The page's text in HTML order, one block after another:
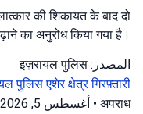
की शिकायत के बाद दो
का अनुरोध किया गया है।
المصدر: इज़रायल पुलिस
पुलिसएशेर क्षेत्रगिरफ़्तारी
अपराध
• أغسطس 5, 2026 at 6:31 م